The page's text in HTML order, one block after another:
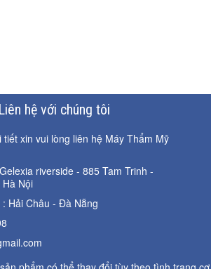
Liên hệ với chúng tôi
tiết xin vui lòng liên hệ Máy Thẩm Mỹ
riverside - 885 Tam Trinh -
Nội
Hải Châu - Đà Nẵng